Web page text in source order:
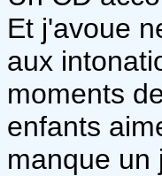
Et j'avoue
aux
moments
enfants
manque un